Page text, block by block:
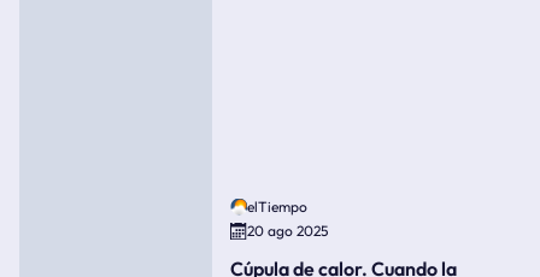
elTiempo
20 ago 2025
Cúpula de calor. Cuando la